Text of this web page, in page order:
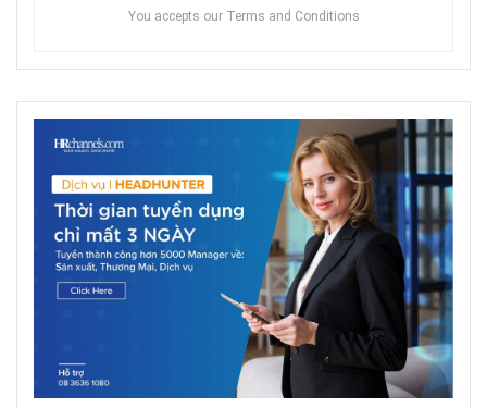
You accepts our Terms and Conditions